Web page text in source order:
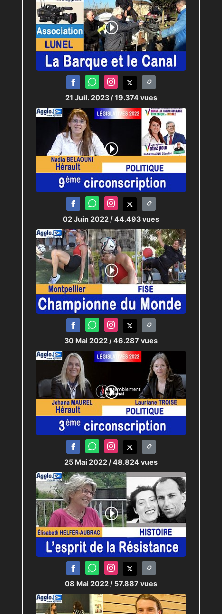
21 Juil. 2023 / 19.374 vues
02 Juin 2022 / 44.493 vues
30 Mai 2022 / 46.287 vues
25 Mai 2022 / 48.824 vues
08 Mai 2022 / 57.887 vues